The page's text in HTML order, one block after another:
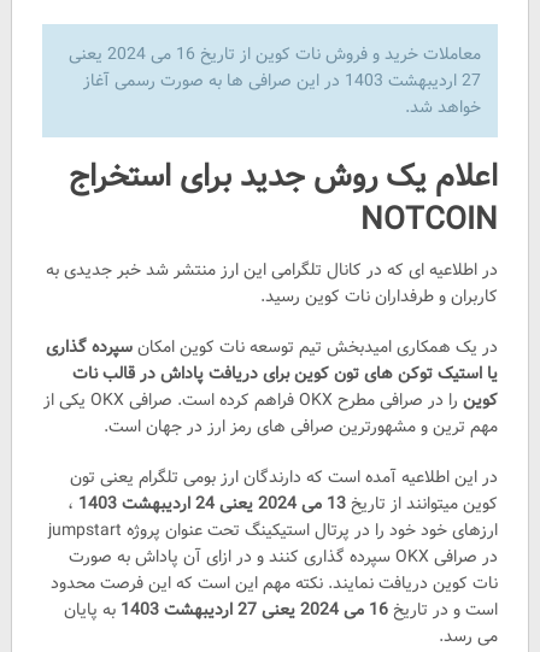
معاملات خرید و فروش نات کوین از تاریخ 16 می 2024 یعنی
27 اردیبهشت 1403 در این صرافی ها به صورت رسمی آغاز
خواهد شد.
اعلام یک روش جدید برای استخراج
NOTCOIN
در اطلاعیه ای که در کانال تلگرامی این ارز منتشر شد خبر جدیدی به
کاربران و طرفداران نات کوین رسید.
در یک همکاری امیدبخش تیم توسعه نات کوین امکانسپرده گذاری
یا استیک توکن های تون کوین برای دریافت پاداش در قالب نات
کوین
را در صرافی مطرح OKX فراهم کرده است. صرافی OKX یکی از
مهم ترین و مشهورترین صرافی های رمز ارز در جهان است.
در این اطلاعیه آمده است که دارندگان ارز بومی تلگرام یعنی تون
کوین میتوانند از تاریخ
،
ارزهای خود خود را در پرتال استیکینگ تحت عنوان پروژه jumpstart
در صرافی OKX سپرده گذاری کنند و در ازای آن پاداش به صورت
نات کوین دریافت نمایند. نکته مهم این است که این فرصت محدود
است و در تاریخ 16 می 2024 یعنی 27 اردیبهشت 1403
به پایان
می رسد.